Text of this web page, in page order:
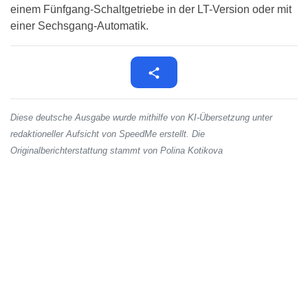
einem Fünfgang-Schaltgetriebe in der LT-Version oder mit
einer Sechsgang-Automatik.
Diese deutsche Ausgabe wurde mithilfe von KI-Übersetzung unter
redaktioneller Aufsicht von SpeedMe erstellt. Die
Originalberichterstattung stammt von Polina Kotikova